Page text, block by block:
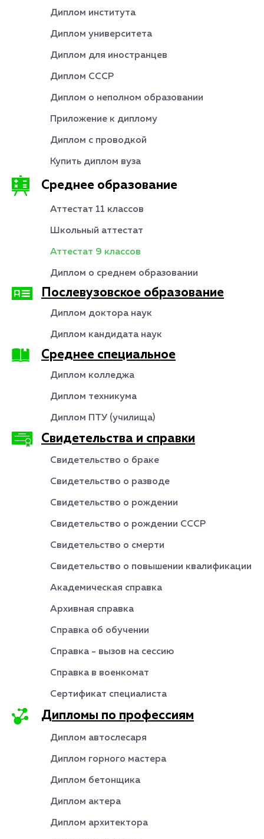
Диплом института
Диплом университета
Диплом для иностранцев
Диплом СССР
Диплом о неполном образовании
Приложение к диплому
Диплом с проводкой
Купить диплом вуза
Среднее образование
Аттестат 11 классов
Школьный аттестат
Аттестат 9 классов
Диплом о среднем образовании
Послевузовское образование
Диплом доктора наук
Диплом кандидата наук
Среднее специальное
Диплом колледжа
Диплом техникума
Диплом ПТУ (училища)
Свидетельства и справки
Свидетельство о браке
Свидетельство о разводе
Свидетельство о рождении
Свидетельство о рождении СССР
Свидетельство о смерти
Свидетельство о повышении квалификации
Академическая справка
Архивная справка
Справка об обучении
Справка - вызов на сессию
Справка в военкомат
Сертификат специалиста
Дипломы по профессиям
Диплом автослесаря
Диплом горного мастера
Диплом бетонщика
Диплом актера
Диплом архитектора